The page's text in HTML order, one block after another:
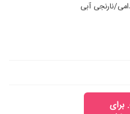
برای